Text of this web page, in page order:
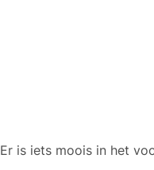
Er is iets moois in het